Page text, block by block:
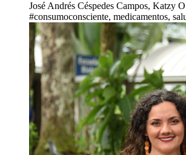
José Andrés Céspedes Campos, Katzy
#consumoconsciente, medicamentos,